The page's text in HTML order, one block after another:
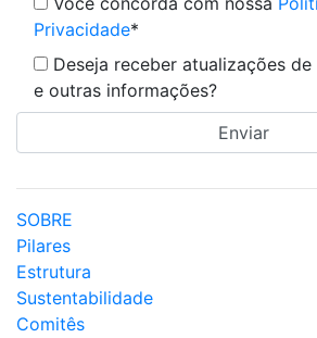
Privacidade*
Deseja receber atualizações
e outras informações?
SOBRE
Pilares
Estrutura
Sustentabilidade
Comitês